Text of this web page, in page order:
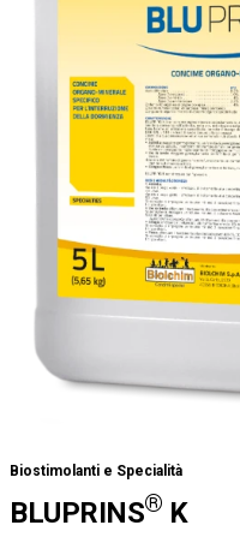
Biostimolanti e Specialità
BLUPRINS® K